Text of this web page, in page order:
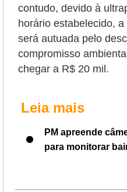
contudo, devido à
horário estabelecido,
será autuada pelo
compromisso
chegar a R$ 20 mil.
Leia mais
PM apreende
para monitorar